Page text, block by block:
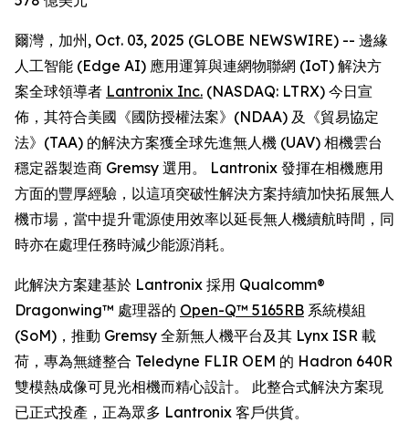
爾灣，加州, Oct. 03, 2025 (GLOBE NEWSWIRE) -- 邊緣
人工智能 (Edge AI) 應用運算與連網物聯網 (IoT) 解決方
案全球領導者 Lantronix Inc. (NASDAQ: LTRX) 今日宣
佈，其符合美國《國防授權法案》(NDAA) 及《貿易協定
法》(TAA) 的解決方案獲全球先進無人機 (UAV) 相機雲台
穩定器製造商 Gremsy 選用。 Lantronix 發揮在相機應用
方面的豐厚經驗，以這項突破性解決方案持續加快拓展無人
機市場，當中提升電源使用效率以延長無人機續航時間，同
時亦在處理任務時減少能源消耗。
此解決方案建基於 Lantronix 採用 Qualcomm®
Dragonwing™ 處理器的 Open-Q™ 5165RB 系統模組
(SoM)，推動 Gremsy 全新無人機平台及其 Lynx ISR 載
荷，專為無縫整合 Teledyne FLIR OEM 的 Hadron 640R
雙模熱成像可見光相機而精心設計。 此整合式解決方案現
已正式投產，正為眾多 Lantronix 客戶供貨。